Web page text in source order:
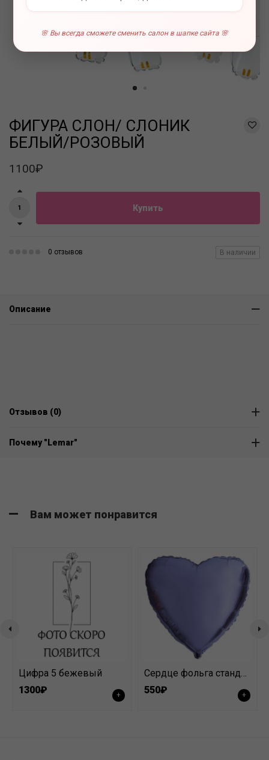
🌸 Вы всегда сможете сменить салон в шапке сайта 🌸
ФИГУРА СЛОН/ СЛОНИК
БЕЛЫЙ/РОЗОВЫЙ
1100₽
Купить
0 отзывов В наличии
Описание
Отзывов (0)
Почему "Lemar"
Вам может понравится
Цифра 5 бежевый
1300₽
+
Сердце фольга стандарт фиолетовый
550₽
+